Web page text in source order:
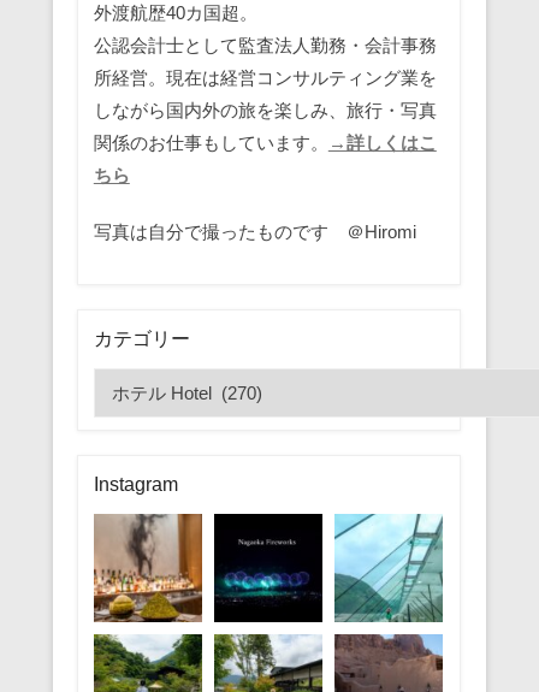
外渡航歴40カ国超。
公認会計士として監査法人勤務・会計事務
所経営。現在は経営コンサルティング業を
しながら国内外の旅を楽しみ、旅行・写真
関係のお仕事もしています。
→詳しくはこ
ちら
写真は自分で撮ったものです ＠Hiromi
カテゴリー
テ
リ
ー
Instagram